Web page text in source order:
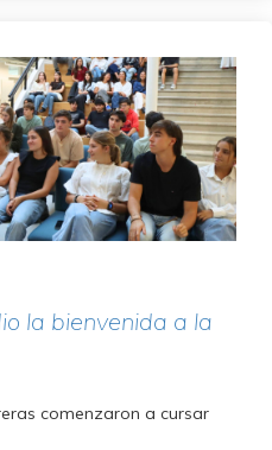
la bienvenida a la
comenzaron a cursar